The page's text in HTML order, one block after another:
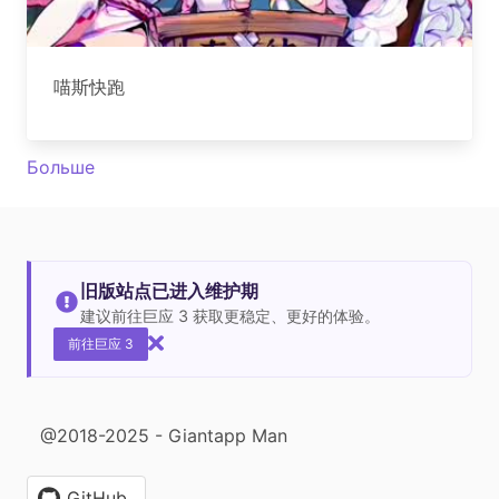
喵斯快跑
Больше
旧版站点已进入维护期
建议前往巨应 3 获取更稳定、更好的体验。
前往巨应 3
@2018-2025 - Giantapp Man